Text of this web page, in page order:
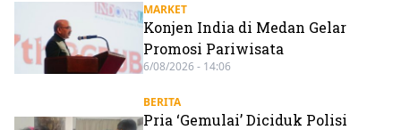
MARKET
Konjen India di Medan Gelar
Promosi Pariwisata
6/08/2026 - 14:06
BERITA
Pria ‘Gemulai’ Diciduk Polisi